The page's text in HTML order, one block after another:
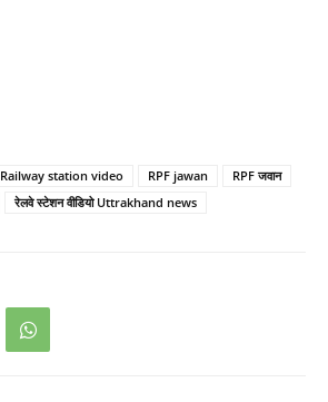
Railway station video RPF jawan
RPF जवान
रेलवे स्टेशन वीडियो Uttrakhand news